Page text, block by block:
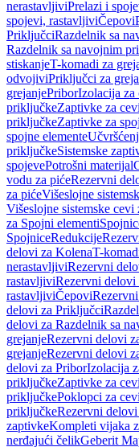
nerastavljiviPrelazi i
spojevi, rastavljiviČepovi
PriključciRazdelnik sa
Razdelnik sa navojnim
stiskanjeT-komadi za
odvojiviPriključci za
grejanjePriborIzolacija za
priključkeZaptivke za
priključkeZaptivke za
spojne elemente
priključkeSistemske
spojevePotrošni materijal
vodu za pićeRezervni
za pićeVišeslojne
Višeslojne sistemske cevi
za Spojni elementi
SpojniceRedukcije
delovi za KolenaT-
nerastavljiviRezervni
rastavljiviRezervni delovi
rastavljiviČepovi
delovi za Priključci
delovi za Razdelnik sa
grejanjeRezervni delovi
grejanjeRezervni delovi
delovi za PriborIzolacija
priključkeZaptivke za
priključkePoklopci za cevi
priključkeRezervni
zaptivkeKompleti vijaka
nerđajući čelikGeberit